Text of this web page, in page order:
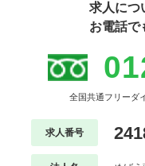
求人につ
お電話で
全国共通フリーダ
求人番号